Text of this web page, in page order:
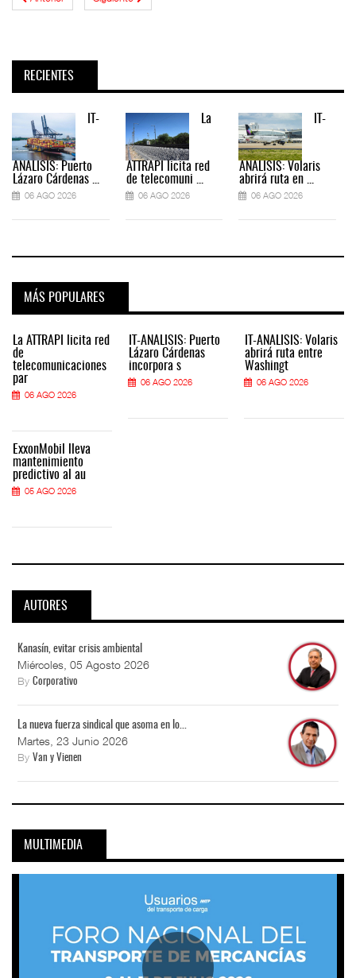
RECIENTES
IT-
ANÁLISIS: Puerto
Lázaro Cárdenas ...
06 AGO 2026
La
ATTRAPI licita red
de telecomuni ...
06 AGO 2026
IT-
ANÁLISIS: Volaris
abrirá ruta en ...
06 AGO 2026
MÁS POPULARES
La ATTRAPI licita red
de
telecomunicaciones
par
06 AGO 2026
ExxonMobil lleva
mantenimiento
predictivo al au
05 AGO 2026
IT-ANÁLISIS: Puerto
Lázaro Cárdenas
incorpora s
06 AGO 2026
IT-ANÁLISIS: Volaris
abrirá ruta entre
Washingt
06 AGO 2026
AUTORES
Kanasín, evitar crisis ambiental
Miércoles, 05 Agosto 2026
By Corporativo
La nueva fuerza sindical que asoma en lo...
Martes, 23 Junio 2026
By Van y Vienen
MULTIMEDIA